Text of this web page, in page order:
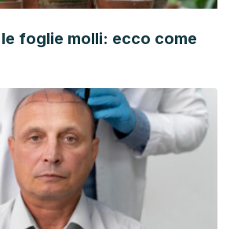
foglie molli: ecco come